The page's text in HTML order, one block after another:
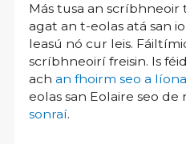
Más tusa an
agat an t-eolas atá san
leasú nó cur leis.
scríbhneoirí freisin. Is
ach an fhoirm seo a
eolas san Eolaire seo de
sonraí.